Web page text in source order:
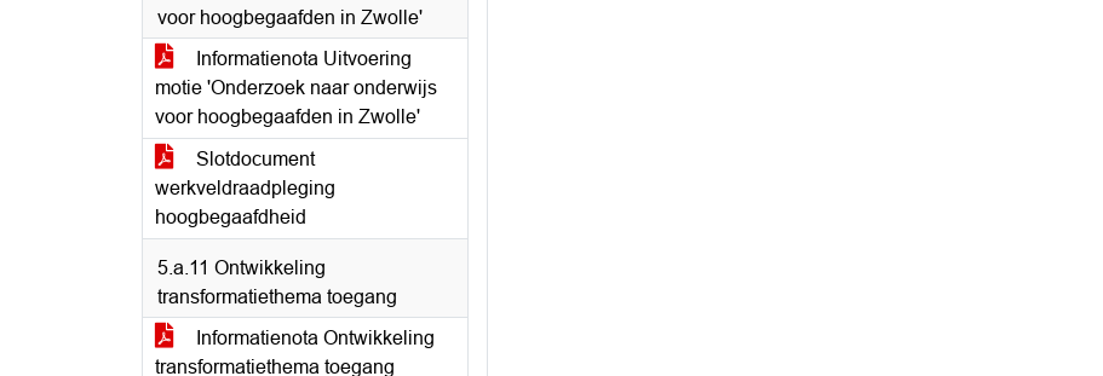
voor hoogbegaafden in Zwolle'
Informatienota Uitvoering
motie 'Onderzoek naar onderwijs
voor hoogbegaafden in Zwolle'
Slotdocument
werkveldraadpleging
hoogbegaafdheid
5.a.11 Ontwikkeling
transformatiethema toegang
Informatienota Ontwikkeling
transformatiethema toegang